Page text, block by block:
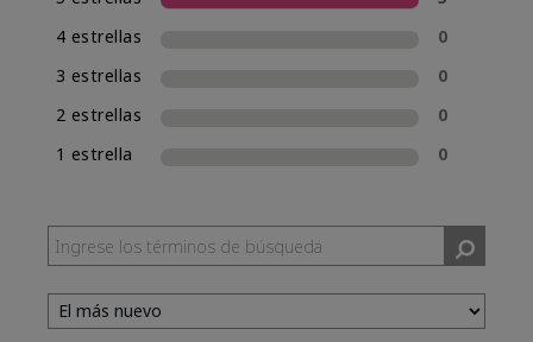
consistente, Mary Kay incluirá la clasificación
de fragancia en el nombre de las nuevas
clasificada como Eau de Parfum (EDP), lo cual se
incluye en su nombre.
4 estrellas
0
3 estrellas
0
2 estrellas
0
1 estrella
0